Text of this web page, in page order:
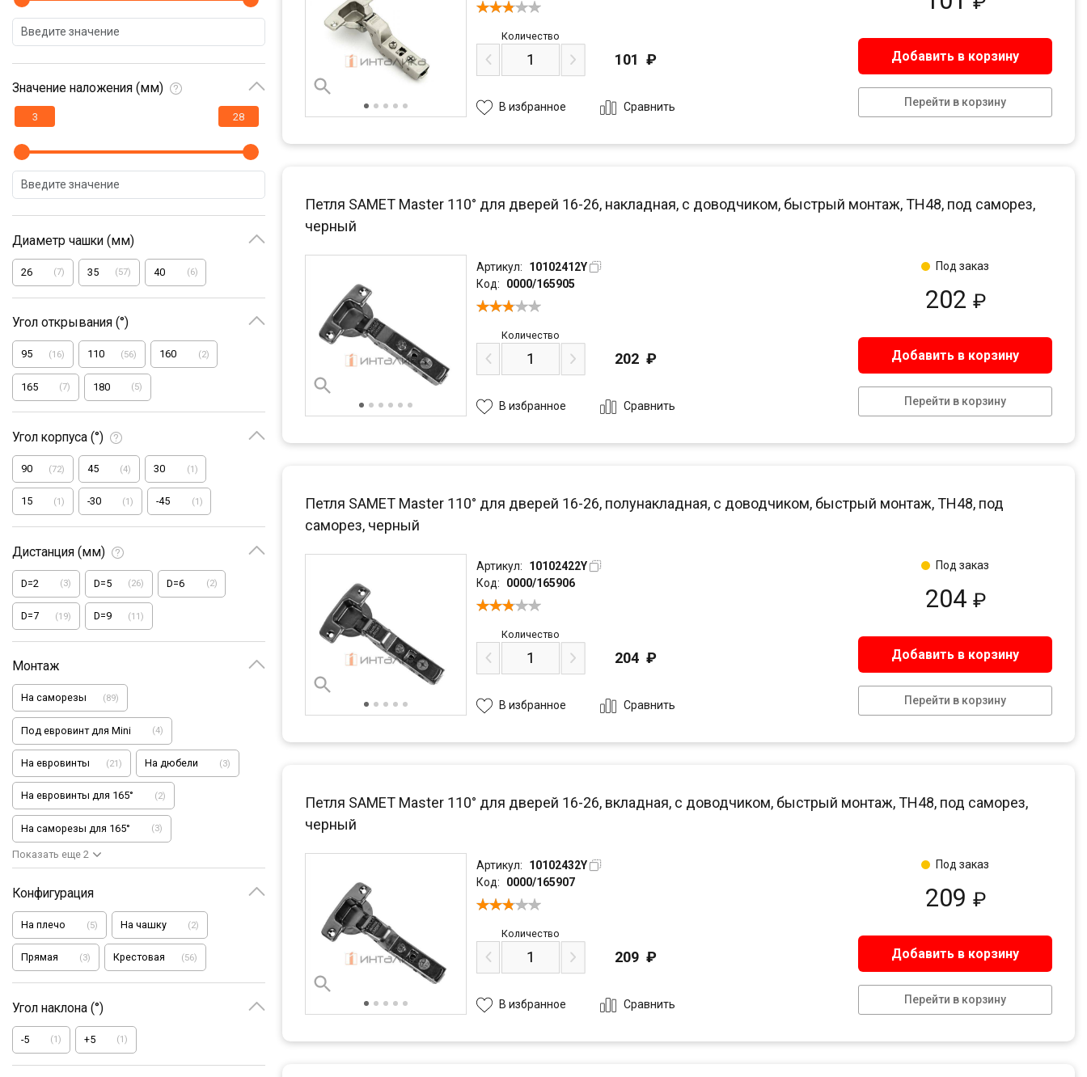
Значение наложения (мм)
Диаметр чашки (мм)
26 (7) 35 (57) 40 (6)
Угол открывания (°)
95 (16) 110 (56) 160 (2)
165 (7) 180 (5)
Угол корпуса (°)
90 (72) 45 (4) 30 (1)
15 (1) -30 (1) -45 (1)
Дистанция (мм)
D=2 (3) D=5 (26) D=6 (2)
D=7 (19) D=9 (11)
Монтаж
На саморезы (89)
Под евровинт для Mini (4)
На евровинты (21) На дюбели (3)
На евровинты для 165° (2)
На саморезы для 165° (3)
Показать еще 2
Конфигурация
На плечо (5) На чашку (2)
Прямая (3) Крестовая (56)
Угол наклона (°)
-5 (1) +5 (1)
Количество
101 ₽ Добавить в корзину
Перейти в корзину
В избранное Сравнить
Петля SAMET Master 110° для дверей 16-26, накладная, с доводчиком, быстрый монтаж, ТН48, под саморез,
черный
Артикул:
10102412Y
Код:
0000/165905
202 ₽
Количество
202 ₽ Добавить в корзину
Перейти в корзину
В избранное Сравнить
Под заказ
Петля SAMET Master 110° для дверей 16-26, полунакладная, с доводчиком, быстрый монтаж, ТН48, под
саморез, черный
Артикул:
10102422Y
Код:
0000/165906
204 ₽
Количество
204 ₽ Добавить в корзину
Перейти в корзину
В избранное Сравнить
Под заказ
Петля SAMET Master 110° для дверей 16-26, вкладная, с доводчиком, быстрый монтаж, ТН48, под саморез,
черный
Артикул:
10102432Y
Код:
0000/165907
209 ₽
Количество
209 ₽ Добавить в корзину
Перейти в корзину
В избранное Сравнить
Под заказ